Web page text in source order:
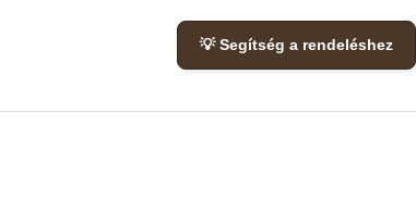
💡 Segítség a rendeléshez